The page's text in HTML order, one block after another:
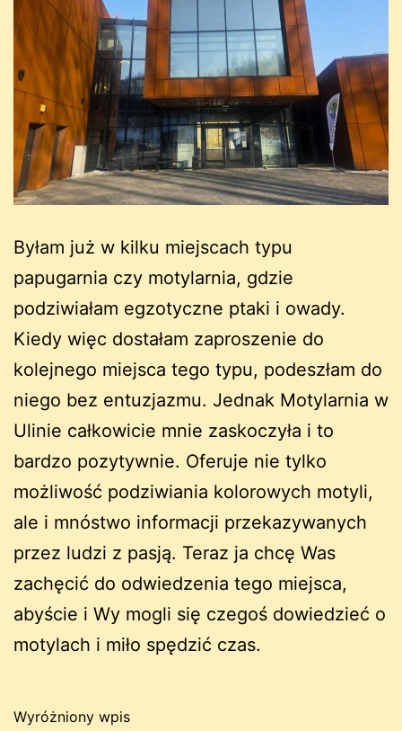
Byłam już w kilku miejscach typu
papugarnia czy motylarnia, gdzie
podziwiałam egzotyczne ptaki i owady.
Kiedy więc dostałam zaproszenie do
kolejnego miejsca tego typu, podeszłam do
niego bez entuzjazmu. Jednak Motylarnia w
Ulinie całkowicie mnie zaskoczyła i to
bardzo pozytywnie. Oferuje nie tylko
możliwość podziwiania kolorowych motyli,
ale i mnóstwo informacji przekazywanych
przez ludzi z pasją. Teraz ja chcę Was
zachęcić do odwiedzenia tego miejsca,
abyście i Wy mogli się czegoś dowiedzieć o
motylach i miło spędzić czas.
Wyróżniony wpis